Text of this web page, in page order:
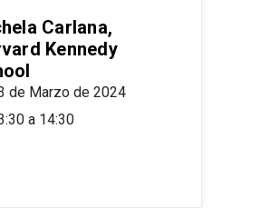
Carlana,
Kennedy
de Marzo de 2024
a 14:30